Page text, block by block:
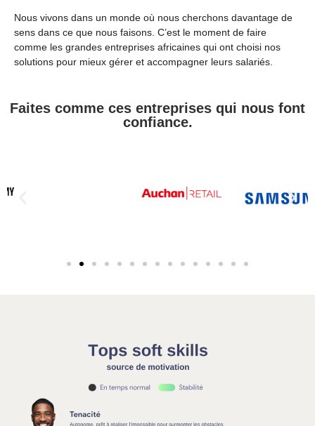
Nous vivons dans un monde où nous cherchons davantage de
sens dans ce que nous faisons. C’est le moment de faire
comme les grandes entreprises africaines qui ont choisi nos
solutions pour mieux gérer et accompagner leurs salariés.
Faites comme ces entreprises qui nous font
confiance.